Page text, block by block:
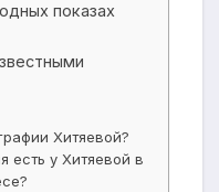
показах
Хитяевой?
есть у Хитяевой в